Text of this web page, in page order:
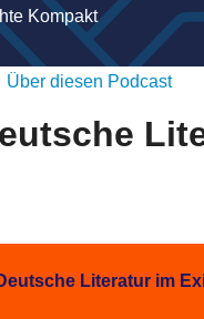
Kompakt
Über diesen Podcast
Literatur im